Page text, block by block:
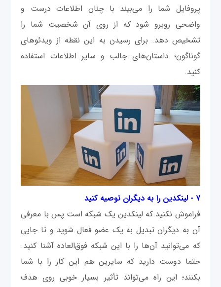
پروفایل شما را می‌بیند با چنان اطلاعات درست و
واضحی روبرو شود که از روی آن شخصیت شما را
تشخیص دهد. برای رسیدن به این نقطه از ویدئوهای
گوناگون؛ داستان‌های جالب و سایر اطلاعات استفاده
کنید.
۷ - لینکدین را به دیگران توصیه کنید
فراموش نکنید که لینکدین یک شبکه است پس با معرفی
آن به دیگران تبدیل به یک عضو فعال شوید و تا جایی
که می‌توانید آن‌ها را با این شبکه فوق‌العاده آشنا کنید.
حتما دوست دارید که سایرین هم این کار را با شما
بکنند؛ این راه می‌تواند تأثیر بسیار خوبی روی هدف